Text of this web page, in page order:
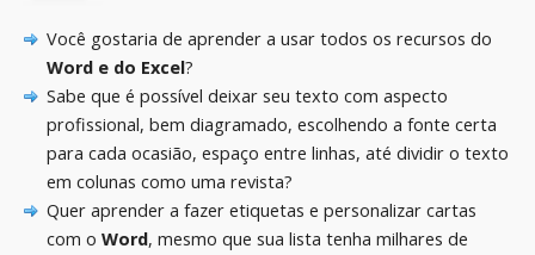
Você gostaria de aprender a usar todos os recursos do
Word e do Excel?
Sabe que é possível deixar seu texto com aspecto
profissional, bem diagramado, escolhendo a fonte certa
para cada ocasião, espaço entre linhas, até dividir o texto
em colunas como uma revista?
Quer aprender a fazer etiquetas e personalizar cartas
com o Word, mesmo que sua lista tenha milhares de